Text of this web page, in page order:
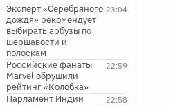
23:04
Эксперт «Серебряного
дождя» рекомендует
выбирать арбузы по
шершавости и
полоскам
22:59
Российские фанаты
Marvel обрушили
рейтинг «Колобка»
22:58
Парламент Индии